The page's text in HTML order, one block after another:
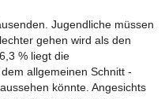
Jugendliche müssen
gehen wird als den
% liegt die
allgemeinen Schnitt -
könnte. Angesichts